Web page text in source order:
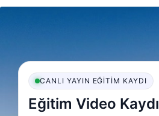
CANLI YAYIN EĞITIM KAYDI
Eğitim Video Kaydı